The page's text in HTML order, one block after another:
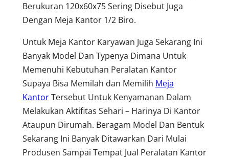
Berukuran 120x60x75 Sering Disebut Juga
Dengan Meja Kantor 1/2 Biro.
Untuk Meja Kantor Karyawan Juga Sekarang Ini
Banyak Model Dan Typenya Dimana Untuk
Memenuhi Kebutuhan Peralatan Kantor
Supaya Bisa Memilah dan Memilih Meja
KantorTersebut Untuk Kenyamanan Dalam
Melakukan Aktifitas Sehari – Harinya Di Kantor
Ataupun Dirumah. Beragam Model Dan Bentuk
Sekarang Ini Banyak Ditawarkan Dari Mulai
Produsen Sampai Tempat Jual Peralatan Kantor